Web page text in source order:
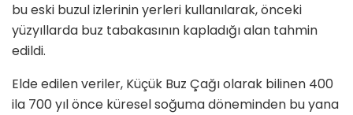
bu eski buzul izlerinin yerleri kullanılarak, önceki
yüzyıllarda buz tabakasının kapladığı alan tahmin
edildi.
Elde edilen veriler, Küçük Buz Çağı olarak bilinen 400
ila 700 yıl önce küresel soğuma döneminden bu yana